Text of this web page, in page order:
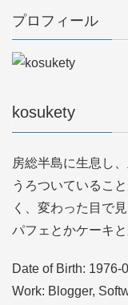
プロフィール
kosukety
房総半島に生息し
うろついているこ
く、変わった目で
パフェとかケーキ
Date of Birth: 1976-
Work: Blogger,